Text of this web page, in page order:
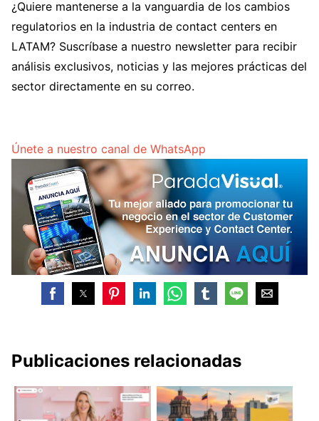
¿Quiere mantenerse a la vanguardia de los cambios
regulatorios en la industria de contact centers en
LATAM? Suscríbase a nuestro newsletter para recibir
análisis exclusivos, noticias y las mejores prácticas del
sector directamente en su correo.
Únete a nuestro canal de WhatsApp
Publicaciones relacionadas